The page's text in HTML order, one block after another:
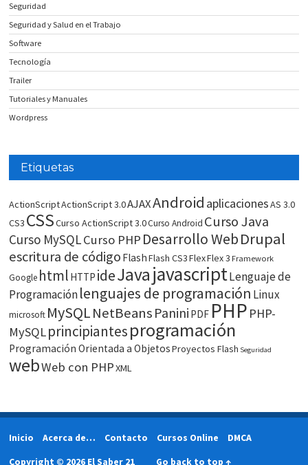
Seguridad
Seguridad y Salud en el Trabajo
Software
Tecnología
Trailer
Tutoriales y Manuales
Wordpress
Etiquetas
ActionScriptActionScript 3.0AJAXAndroid aplicacionesAS 3.0
CS3 CSSCurso ActionScript 3.0Curso Android Curso Java
Curso MySQLCurso PHP Desarrollo WebDrupal
escritura de código FlashFlash CS3FlexFlex 3 Framework
Google html HTTP ideJavajavascriptLenguaje de
Programaciónlenguajes de programación Linux
microsoft MySQLNetBeans Panini PDF PHP PHP-
MySQLprincipiantesprogramación
Programación Orientada a ObjetosProyectos Flash Seguridad
webWeb con PHPXML
Inicio Acerca de… Contacto Cursos Online
DMCA
Copyright © 2026 El Saber 21
Go back to top ↑